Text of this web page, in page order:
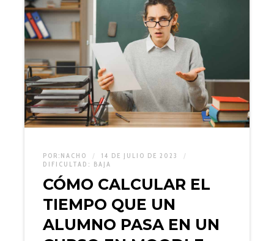
POR: NACHO
14 DE JULIO DE 2023
DIFICULTAD: BAJA
CÓMO CALCULAR EL
TIEMPO QUE UN
ALUMNO PASA EN UN